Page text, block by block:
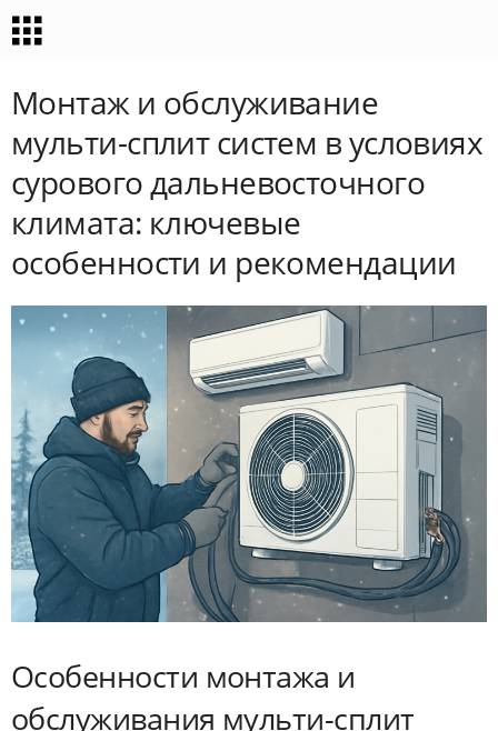
Монтаж и обслуживание
мульти-сплит систем в условиях
сурового дальневосточного
климата: ключевые
особенности и рекомендации
Особенности монтажа и
обслуживания мульти-сплит